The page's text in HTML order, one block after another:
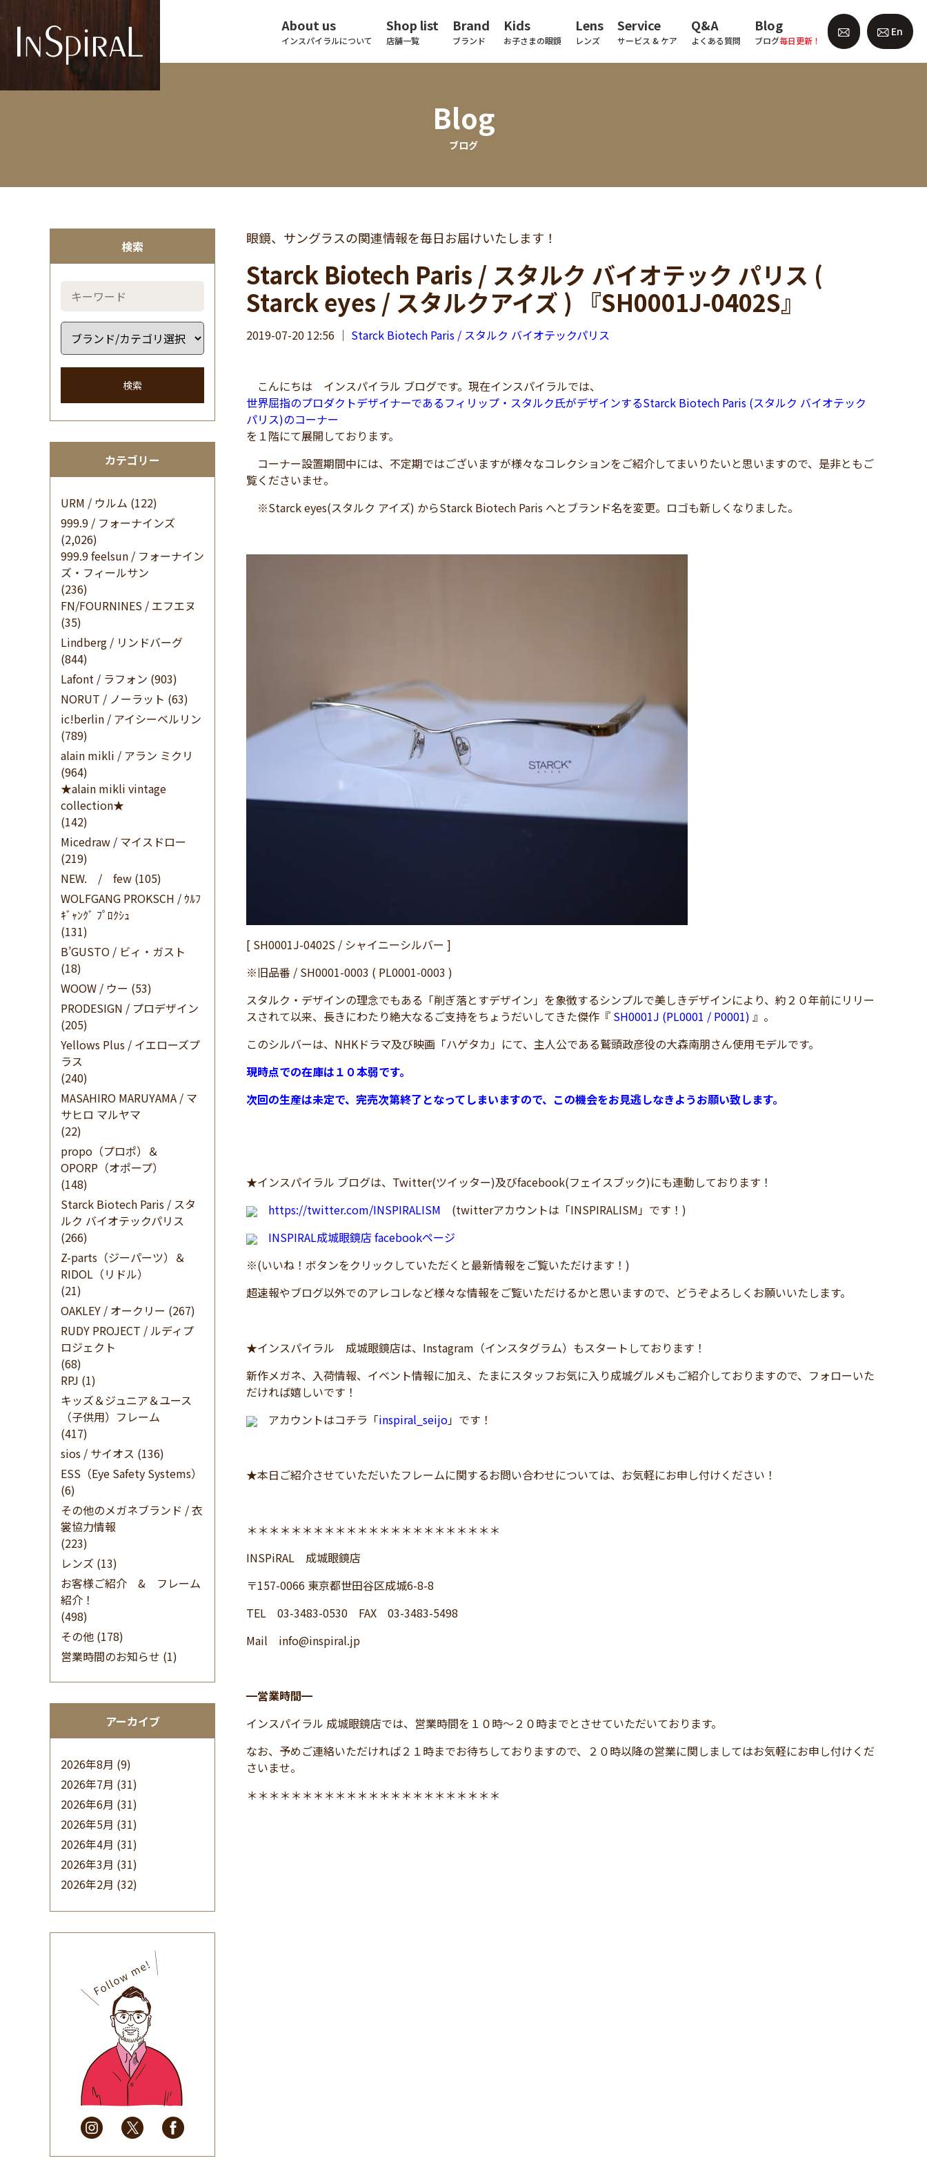
About us
インスパイラルについて
Shop list
店舗一覧
Brand
ブランド
Kids
お子さまの眼鏡
Lens
レンズ
Service
サービス & ケア
Q&A
よくある質問
Blog
ブログ毎日更新！
En
Blog
ブログ
検索
検索
カテゴリー
URM / ウルム (122)
999.9 / フォーナインズ
(2,026)
999.9 feelsun / フォーナイン
ズ・フィールサン
(236)
FN/FOURNINES / エフエヌ
(35)
Lindberg / リンドバーグ
(844)
Lafont / ラフォン (903)
NORUT / ノーラット (63)
ic!berlin / アイシーベルリン
(789)
alain mikli / アラン ミクリ
(964)
★alain mikli vintage
collection★
(142)
Micedraw / マイスドロー
(219)
NEW. / few (105)
WOLFGANG PROKSCH / ｳﾙﾌ
ｷﾞｬﾝｸﾞ ﾌﾟﾛｸｼｭ
(131)
B’GUSTO / ビィ・ガスト
(18)
WOOW / ウー (53)
PRODESIGN / プロデザイン
(205)
Yellows Plus / イエローズプ
ラス
(240)
MASAHIRO MARUYAMA / マ
サヒロ マルヤマ
(22)
propo（プロポ）＆
OPORP（オポープ）
(148)
Starck Biotech Paris / スタ
ルク バイオテックパリス
(266)
Z-parts（ジーパーツ）＆
RIDOL（リドル）
(21)
OAKLEY / オークリー (267)
RUDY PROJECT / ルディプ
ロジェクト
(68)
RPJ (1)
キッズ＆ジュニア＆ユース
（子供用）フレーム
(417)
sios / サイオス (136)
ESS（Eye Safety Systems）
(6)
その他のメガネブランド / 衣
裳協力情報
(223)
レンズ (13)
お客様ご紹介 & フレーム
紹介！
(498)
その他 (178)
営業時間のお知らせ (1)
アーカイブ
2026年8月 (9)
2026年7月 (31)
2026年6月 (31)
2026年5月 (31)
2026年4月 (31)
2026年3月 (31)
2026年2月 (32)
(32)
2025年9月(30)
2025年8月(31)
2025年7月(37)
2025年6月(48)
2025年5月
(41)
2025年4月
(32)
2025年3月(31)
2025年2月
(28)
2025年1月
(34)
眼鏡、サングラスの関連情報を毎日お届けいたします！
Starck Biotech Paris / スタルク バイオテック パリス (
Starck eyes / スタルクアイズ ) 『SH0001J-0402S』
2019-07-20 12:56 ｜ Starck Biotech Paris / スタルク バイオテックパリス
こんにちは インスパイラル ブログです。現在インスパイラルでは、
世界屈指のプロダクトデザイナーであるフィリップ・スタルク氏がデザインするStarck Biotech Paris (スタルク バイオテック
パリス)のコーナー
を１階にて展開しております。
コーナー設置期間中には、不定期ではございますが様々なコレクションをご紹介してまいりたいと思いますので、是非ともご
覧くださいませ。
※Starck eyes(スタルク アイズ) からStarck Biotech Paris へとブランド名を変更。ロゴも新しくなりました。
[ SH0001J-0402S / シャイニーシルバー ]
※旧品番 / SH0001-0003 ( PL0001-0003 )
スタルク・デザインの理念でもある「削ぎ落とすデザイン」を象徴するシンプルで美しきデザインにより、約２０年前にリリー
スされて以来、長きにわたり絶大なるご支持をちょうだいしてきた傑作『 SH0001J (PL0001 / P0001) 』。
このシルバーは、NHKドラマ及び映画「ハゲタカ」にて、主人公である鷲頭政彦役の大森南朋さん使用モデルです。
現時点での在庫は１０本弱です。
次回の生産は未定で、完売次第終了となってしまいますので、この機会をお見逃しなきようお願い致します。
★インスパイラル ブログは、Twitter(ツイッター)及びfacebook(フェイスブック)にも連動しております！
https://twitter.com/INSPIRALISM (twitterアカウントは「INSPIRALISM」です！)
INSPIRAL成城眼鏡店 facebookページ
※(いいね！ボタンをクリックしていただくと最新情報をご覧いただけます！)
超速報やブログ以外でのアレコレなど様々な情報をご覧いただけるかと思いますので、どうぞよろしくお願いいたします。
★インスパイラル 成城眼鏡店は、Instagram（インスタグラム）もスタートしております！
新作メガネ、入荷情報、イベント情報に加え、たまにスタッフお気に入り成城グルメもご紹介しておりますので、フォローいた
だければ嬉しいです！
アカウントはコチラ「inspiral_seijo」です！
★本日ご紹介させていただいたフレームに関するお問い合わせについては、お気軽にお申し付けください！
＊＊＊＊＊＊＊＊＊＊＊＊＊＊＊＊＊＊＊＊＊＊＊
INSPiRAL 成城眼鏡店
〒157-0066 東京都世田谷区成城6-8-8
TEL 03-3483-0530 FAX 03-3483-5498
Mail info@inspiral.jp
━営業時間━
インスパイラル 成城眼鏡店では、営業時間を１０時～２０時までとさせていただいております。
なお、予めご連絡いただければ２１時までお待ちしておりますので、２０時以降の営業に関しましてはお気軽にお申し付けくだ
さいませ。
＊＊＊＊＊＊＊＊＊＊＊＊＊＊＊＊＊＊＊＊＊＊＊